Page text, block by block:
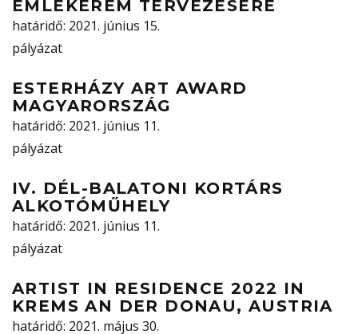
EMLÉKÉREM TERVEZÉSÉRE
határidő: 2021. június 15.
pályázat
ESTERHÁZY ART AWARD
MAGYARORSZÁG
határidő: 2021. június 11.
pályázat
IV. DÉL-BALATONI KORTÁRS
ALKOTÓMŰHELY
határidő: 2021. június 11.
pályázat
ARTIST IN RESIDENCE 2022 IN
KREMS AN DER DONAU, AUSTRIA
határidő: 2021. május 30.